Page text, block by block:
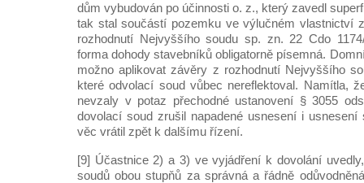
dům vybudován po účinnosti o. z., který zavedl
tak stal součástí pozemku ve výlučném vlastnictví
rozhodnutí Nejvyššího soudu sp. zn. 22 Cdo
forma dohody stavebníků obligatorně písemná.
možno aplikovat závěry z rozhodnutí Nejvyššího
které odvolací soud vůbec nereflektoval. Namítla,
nevzaly v potaz přechodné ustanovení § 3055
dovolací soud zrušil napadené usnesení i usnesení
věc vrátil zpět k dalšímu řízení.
[9] Účastnice 2) a 3) ve vyjádření k dovolání
soudů obou stupňů za správná a řádně